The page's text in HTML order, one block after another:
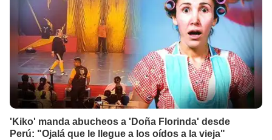
'Kiko' manda abucheos a 'Doña Florinda' desde
Perú: "Ojalá que le llegue a los oídos a la vieja"